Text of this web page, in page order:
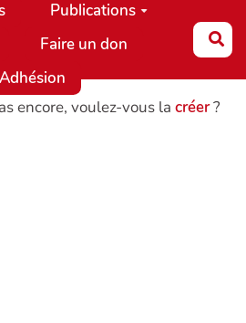
Publications
Faire un don
Adhésion
encore, voulez-vous la créer?